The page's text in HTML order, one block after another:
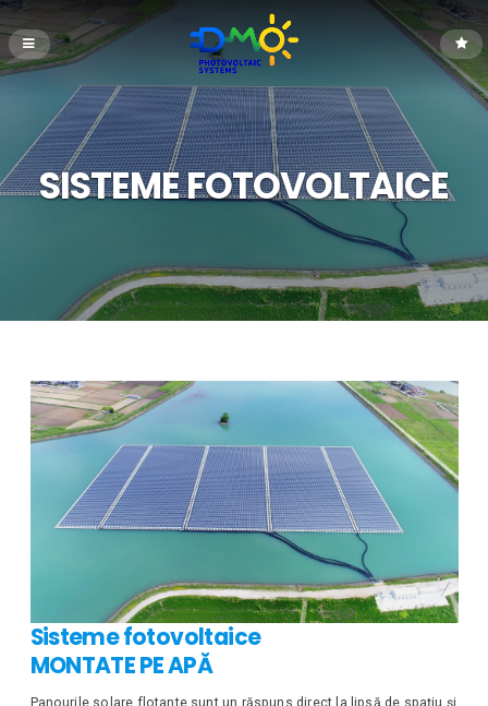
SISTEME FOTOVOLTAICE
Sisteme fotovoltaice
MONTATE PE APĂ
Panourile solare flotante sunt un răspuns direct la lipsă de spațiu și